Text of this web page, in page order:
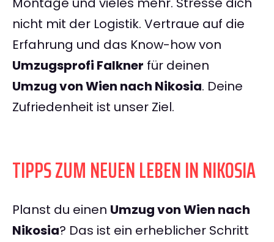
nicht mit der Logistik. Vertraue auf die
Erfahrung und das Know-how von
Umzugsprofi Falkner für deinen
Umzug von Wien nach Nikosia. Deine
Zufriedenheit ist unser Ziel.
TIPPS ZUM NEUEN LEBEN IN NIKOSIA
Planst du einen Umzug von Wien nach
Nikosia? Das ist ein erheblicher Schritt